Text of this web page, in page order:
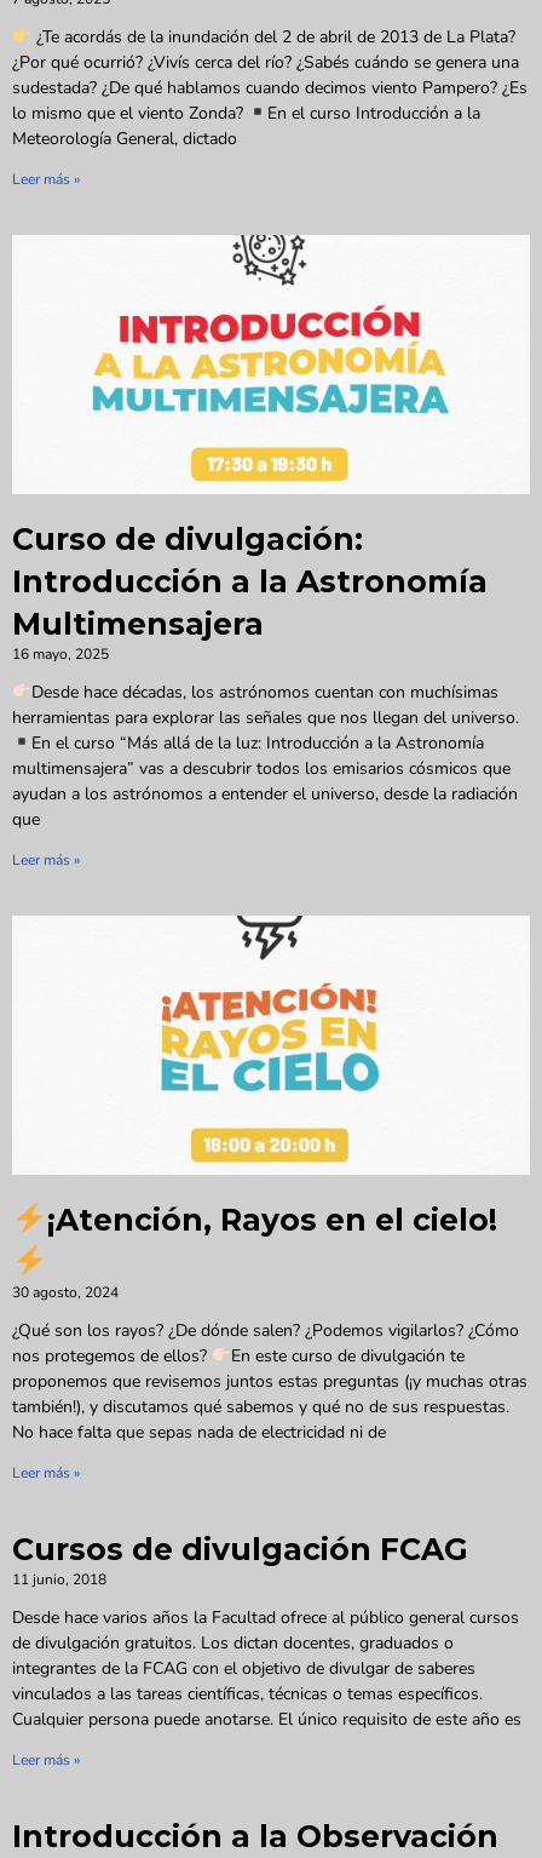
¿Te acordás de la inundación del 2 de abril de 2013 de La Plata?
¿Por qué ocurrió? ¿Vivís cerca del río? ¿Sabés cuándo se genera una
sudestada? ¿De qué hablamos cuando decimos viento Pampero? ¿Es
lo mismo que el viento Zonda?
En el curso Introducción a la
Meteorología General, dictado
Leer más »
Curso de divulgación:
Introducción a la Astronomía
Multimensajera
16 mayo, 2025
Desde hace décadas, los astrónomos cuentan con muchísimas
herramientas para explorar las señales que nos llegan del universo.
En el curso “Más allá de la luz: Introducción a la Astronomía
multimensajera” vas a descubrir todos los emisarios cósmicos que
ayudan a los astrónomos a entender el universo, desde la radiación
que
Leer más »
¡Atención, Rayos en el cielo!
30 agosto, 2024
¿Qué son los rayos? ¿De dónde salen? ¿Podemos vigilarlos? ¿Cómo
nos protegemos de ellos?
En este curso de divulgación te
proponemos que revisemos juntos estas preguntas (¡y muchas otras
también!), y discutamos qué sabemos y qué no de sus respuestas.
No hace falta que sepas nada de electricidad ni de
Leer más »
Cursos de divulgación FCAG
11 junio, 2018
Desde hace varios años la Facultad ofrece al público general cursos
de divulgación gratuitos. Los dictan docentes, graduados o
integrantes de la FCAG con el objetivo de divulgar de saberes
vinculados a las tareas científicas, técnicas o temas específicos.
Cualquier persona puede anotarse. El único requisito de este año es
Leer más »
Introducción a la Observación